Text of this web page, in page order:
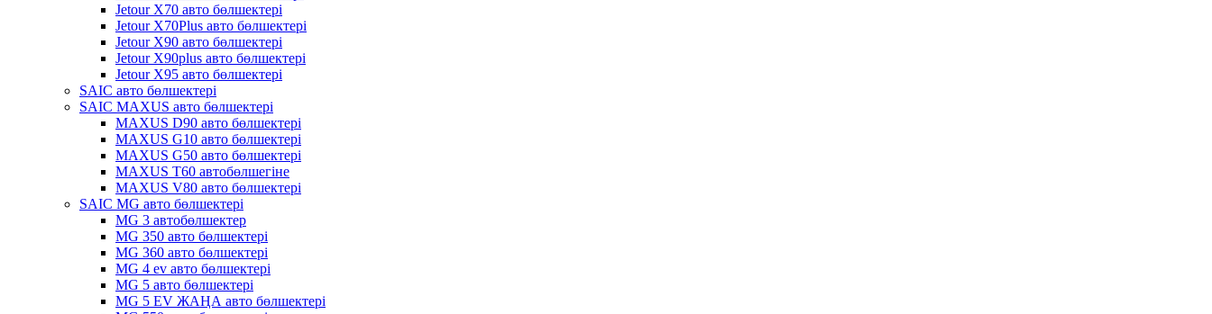
Jetour X70 авто бөлшектері
Jetour X70Plus авто бөлшектері
Jetour X90 авто бөлшектері
Jetour X90plus авто бөлшектері
Jetour X95 авто бөлшектері
SAIC авто бөлшектері
SAIC MAXUS авто бөлшектері
MAXUS D90 авто бөлшектері
MAXUS G10 авто бөлшектері
MAXUS G50 авто бөлшектері
MAXUS T60 автобөлшегіне
MAXUS V80 авто бөлшектері
SAIC MG авто бөлшектері
MG 3 автобөлшектер
MG 350 авто бөлшектері
MG 360 авто бөлшектері
MG 4 ev авто бөлшектері
MG 5 авто бөлшектері
MG 5 EV ЖАҢА авто бөлшектері